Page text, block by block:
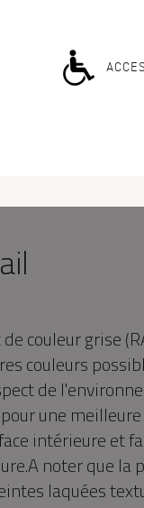
couleur grise
couleurs
de
une
intérieure et
noter que
laquées